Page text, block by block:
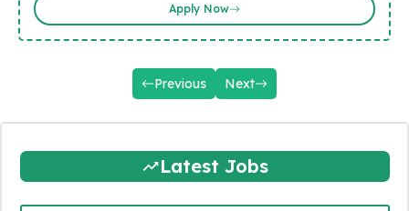
Apply Now
Previous Next
Latest Jobs